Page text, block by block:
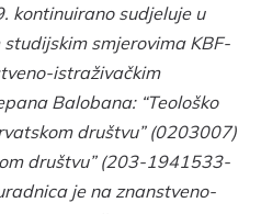
kontinuirano sudjeluje u
smjerovima KBF-
istraživačkim
Balobana: “Teološko
društvu” (0203007)
društvu” (203-1941533-
je na znanstveno-